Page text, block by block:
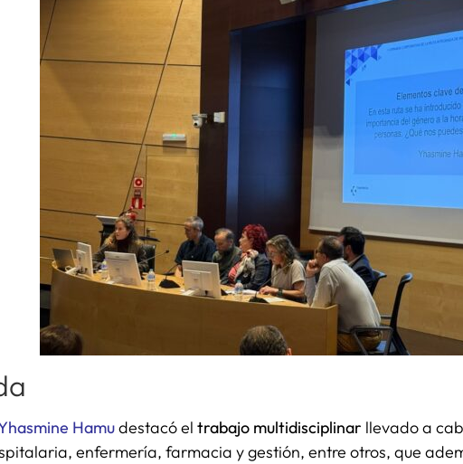
Hamudestacó el trabajo multidisciplinar llevado a
enfermería, farmacia y gestión, entre otros, que